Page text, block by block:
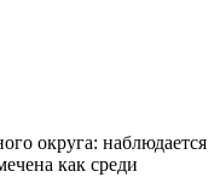
округа: наблюдается
как среди